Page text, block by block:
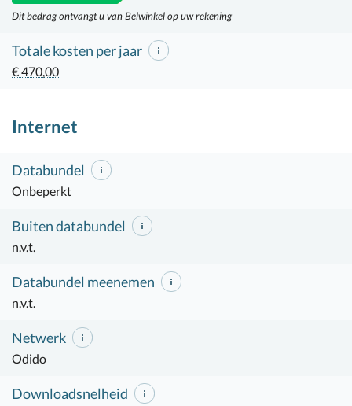
Dit bedrag ontvangt u van Belwinkel op uw rekening
Totale kosten per jaar
€ 470,00
Internet
Databundel
Onbeperkt
Buiten databundel
n.v.t.
Databundel meenemen
n.v.t.
Netwerk
Odido
Downloadsnelheid